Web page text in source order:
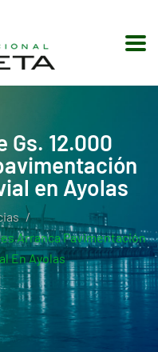
Gs. 12.000
en Ayolas
Arranca Pavimentación
En Ayolas